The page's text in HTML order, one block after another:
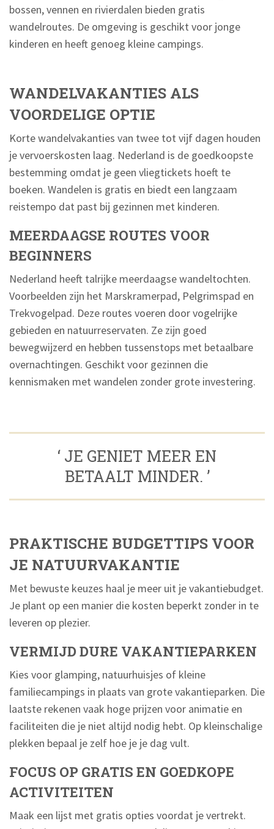
bossen, vennen en rivierdalen bieden gratis
wandelroutes. De omgeving is geschikt voor jonge
kinderen en heeft genoeg kleine campings.
WANDELVAKANTIES ALS
VOORDELIGE OPTIE
Korte wandelvakanties van twee tot vijf dagen houden
je vervoerskosten laag. Nederland is de goedkoopste
bestemming omdat je geen vliegtickets hoeft te
boeken. Wandelen is gratis en biedt een langzaam
reistempo dat past bij gezinnen met kinderen.
MEERDAAGSE ROUTES VOOR
BEGINNERS
Nederland heeft talrijke meerdaagse wandeltochten.
Voorbeelden zijn het Marskramerpad, Pelgrimspad en
Trekvogelpad. Deze routes voeren door vogelrijke
gebieden en natuurreservaten. Ze zijn goed
bewegwijzerd en hebben tussenstops met betaalbare
overnachtingen. Geschikt voor gezinnen die
kennismaken met wandelen zonder grote investering.
‘ JE GENIET MEER EN
BETAALT MINDER. ’
PRAKTISCHE BUDGETTIPS VOOR
JE NATUURVAKANTIE
Met bewuste keuzes haal je meer uit je vakantiebudget.
Je plant op een manier die kosten beperkt zonder in te
leveren op plezier.
VERMIJD DURE VAKANTIEPARKEN
Kies voor glamping, natuurhuisjes of kleine
familiecampings in plaats van grote vakantieparken. Die
laatste rekenen vaak hoge prijzen voor animatie en
faciliteiten die je niet altijd nodig hebt. Op kleinschalige
plekken bepaal je zelf hoe je je dag vult.
FOCUS OP GRATIS EN GOEDKOPE
ACTIVITEITEN
Maak een lijst met gratis opties voordat je vertrekt.